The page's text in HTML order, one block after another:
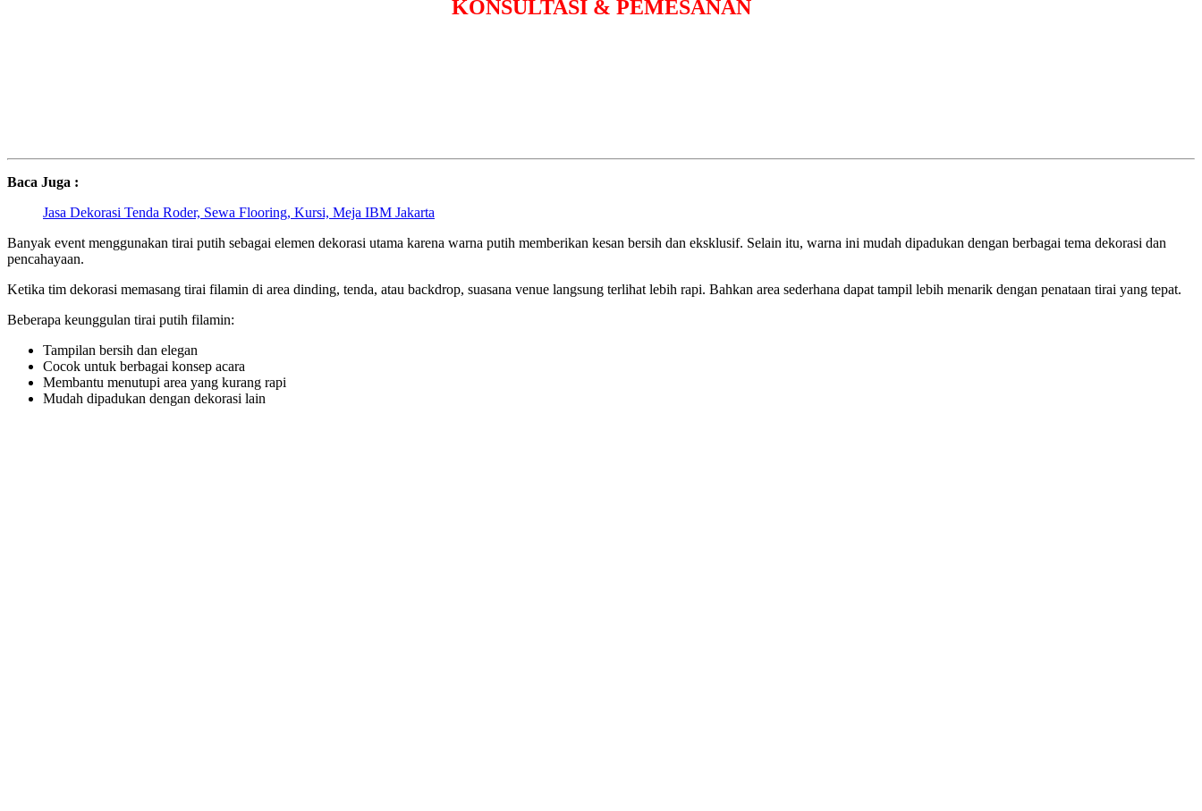
KONSULTASI & PEMESANAN
Baca Juga :
Jasa Dekorasi Tenda Roder, Sewa Flooring, Kursi, Meja IBM Jakarta
Banyak event menggunakan tirai putih sebagai elemen dekorasi utama karena warna putih memberikan kesan bersih dan eksklusif. Selain itu, warna ini mudah dipadukan dengan berbagai tema dekorasi dan
pencahayaan.
Ketika tim dekorasi memasang tirai filamin di area dinding, tenda, atau backdrop, suasana venue langsung terlihat lebih rapi. Bahkan area sederhana dapat tampil lebih menarik dengan penataan tirai yang tepat.
Beberapa keunggulan tirai putih filamin:
Tampilan bersih dan elegan
Cocok untuk berbagai konsep acara
Membantu menutupi area yang kurang rapi
Mudah dipadukan dengan dekorasi lain